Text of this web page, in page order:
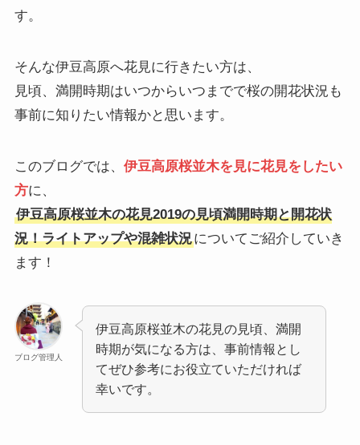
す。
そんな伊豆高原へ花見に行きたい方は、
見頃、満開時期はいつからいつまでで桜の開花状況も
事前に知りたい情報かと思います。
このブログでは、 伊豆高原桜並木を見に花見をしたい
方に、
伊豆高原桜並木の花見2019の見頃満開時期と開花状
況！ライトアップや混雑状況についてご紹介していき
ます！
ブログ管理人
伊豆高原桜並木の花見の見頃、満開
時期が気になる方は、事前情報とし
てぜひ参考にお役立ていただければ
幸いです。